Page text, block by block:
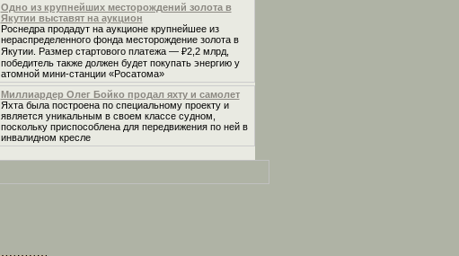
Одно из крупнейших месторождений золота в
Якутии выставят на аукцион
Роснедра продадут на аукционе крупнейшее из
нераспределенного фонда месторождение золота в
Якутии. Размер стартового платежа — ₽2,2 млрд,
победитель также должен будет покупать энергию у
атомной мини-станции «Росатома»
Миллиардер Олег Бойко продал яхту и самолет
Яхта была построена по специальному проекту и
является уникальным в своем классе судном,
поскольку приспособлена для передвижения по ней в
инвалидном кресле